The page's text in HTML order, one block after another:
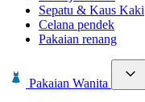
Sepatu & Kaus Kaki
Celana pendek
Pakaian renang
Pakaian Wanita